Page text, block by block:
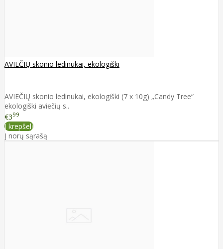
AVIEČIŲ skonio ledinukai, ekologiški
AVIEČIŲ skonio ledinukai, ekologiški (7 x 10g) „Candy Tree“
ekologiški aviečių s..
€399
Į krepšelį
Į norų sąrašą